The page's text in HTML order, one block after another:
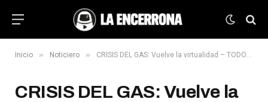
Inicio » Noticiero » CRISIS DEL GAS: Vuelve la virtualidad – TODO lo que debes saber #LaEncerrona
CRISIS DEL GAS: Vuelve la